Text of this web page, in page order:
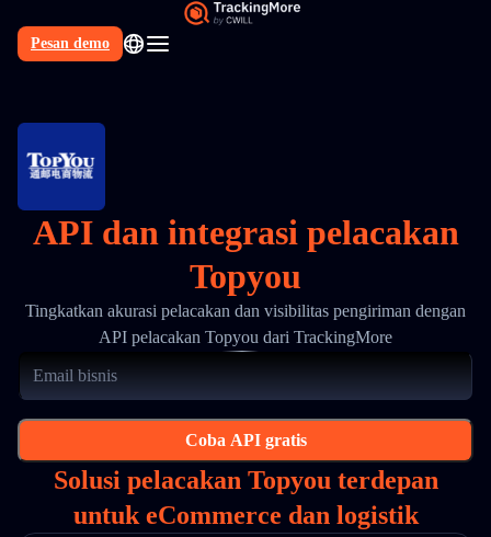
Pesan demo
API dan integrasi pelacakan
Topyou
Tingkatkan akurasi pelacakan dan visibilitas pengiriman dengan
API pelacakan Topyou dari TrackingMore
Coba API gratis
Solusi pelacakan Topyou terdepan
untuk eCommerce dan logistik